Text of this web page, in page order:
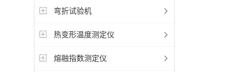
弯折试验机
热变形温度测定仪
熔融指数测定仪